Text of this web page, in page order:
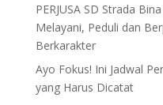
PERJUSA SD Strada
Melayani, Peduli dan
Berkarakter
Ayo Fokus! Ini Jadwal
yang Harus Dicatat